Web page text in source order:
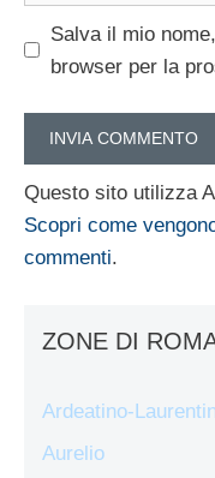
Salva il mio
browser per la
Questo sito utilizza
Scopri come
commenti.
ZONE DI
Ardeatino-
Aurelio